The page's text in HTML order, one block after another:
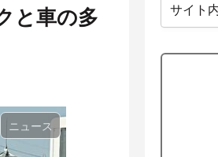
と車の多